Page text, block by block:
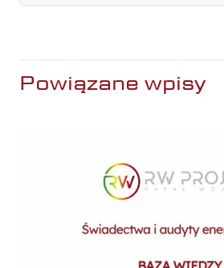
Powiązane wpisy